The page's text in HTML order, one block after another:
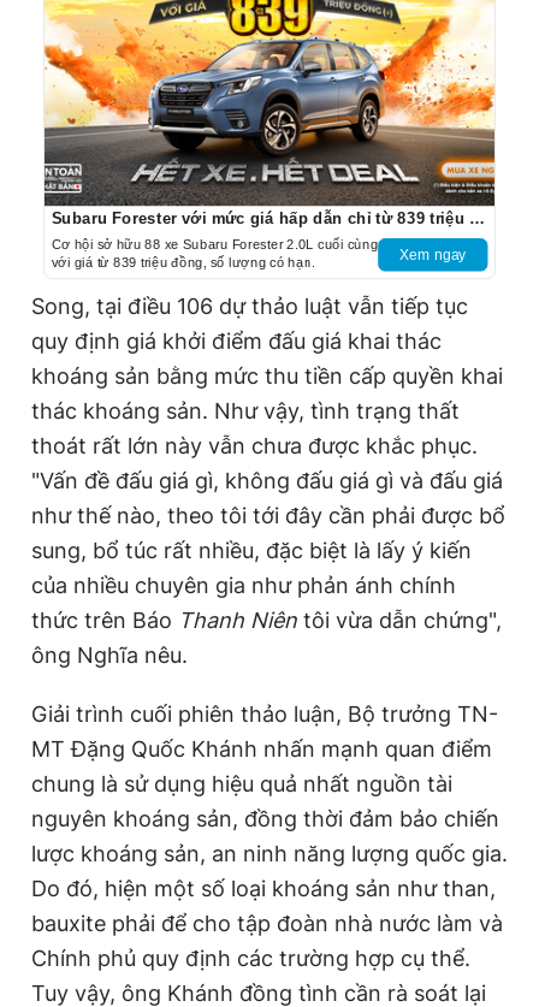
Cơ hội sở hữu 88 xe Subaru Forester 2.0L cuối cùng
với giá từ 839 triệu đồng, số lượng có hạn.
Xem ngay
Song, tại điều 106 dự thảo luật vẫn tiếp tục
quy định giá khởi điểm đấu giá khai thác
khoáng sản bằng mức thu tiền cấp quyền khai
thác khoáng sản. Như vậy, tình trạng thất
thoát rất lớn này vẫn chưa được khắc phục.
"Vấn đề đấu giá gì, không đấu giá gì và đấu giá
như thế nào, theo tôi tới đây cần phải được bổ
sung, bổ túc rất nhiều, đặc biệt là lấy ý kiến
của nhiều chuyên gia như phản ánh chính
thức trên Báo Thanh Niên tôi vừa dẫn chứng",
ông Nghĩa nêu.
Giải trình cuối phiên thảo luận, Bộ trưởng TN-
MT Đặng Quốc Khánh nhấn mạnh quan điểm
chung là sử dụng hiệu quả nhất nguồn tài
nguyên khoáng sản, đồng thời đảm bảo chiến
lược khoáng sản, an ninh năng lượng quốc gia.
Do đó, hiện một số loại khoáng sản như than,
bauxite phải để cho tập đoàn nhà nước làm và
Chính phủ quy định các trường hợp cụ thể.
Tuy vậy, ông Khánh đồng tình cần rà soát lại